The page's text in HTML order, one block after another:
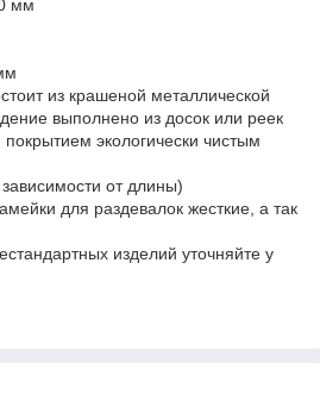
мм
из крашеной металлической
выполнено из досок или реек
экологически чистым
от длины)
для раздевалок жесткие, а так
изделий уточняйте у